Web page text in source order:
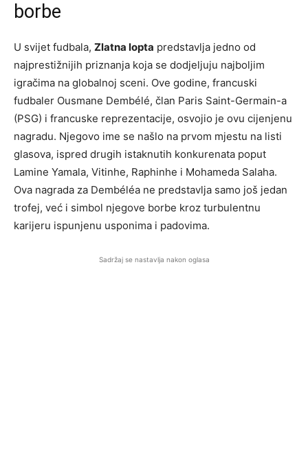
borbe
U svijet fudbala, Zlatna lopta predstavlja jedno od
najprestižnijih priznanja koja se dodjeljuju najboljim
igračima na globalnoj sceni. Ove godine, francuski
fudbaler Ousmane Dembélé, član Paris Saint-Germain-a
(PSG) i francuske reprezentacije, osvojio je ovu cijenjenu
nagradu. Njegovo ime se našlo na prvom mjestu na listi
glasova, ispred drugih istaknutih konkurenata poput
Lamine Yamala, Vitinhe, Raphinhe i Mohameda Salaha.
Ova nagrada za Dembéléa ne predstavlja samo još jedan
trofej, već i simbol njegove borbe kroz turbulentnu
karijeru ispunjenu usponima i padovima.
Sadržaj se nastavlja nakon oglasa